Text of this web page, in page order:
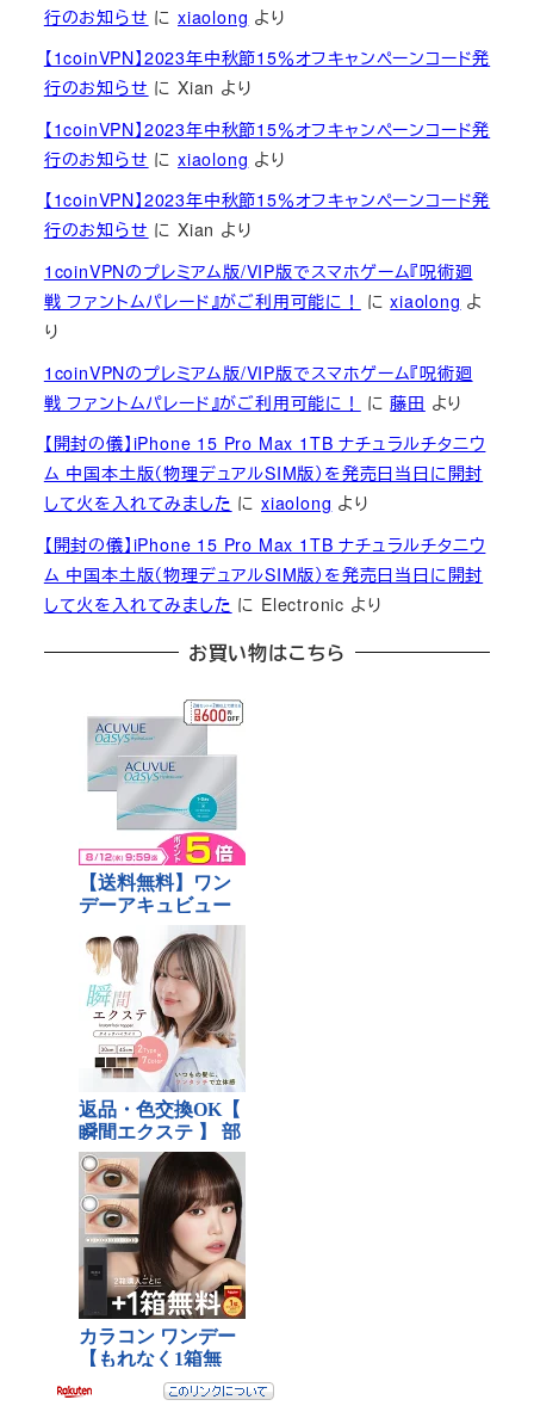
行のお知らせ にxiaolong より
【1coinVPN】2023年中秋節15％オフキャンペーンコード発
行のお知らせ にXian より
【1coinVPN】2023年中秋節15％オフキャンペーンコード発
行のお知らせ にxiaolong より
【1coinVPN】2023年中秋節15％オフキャンペーンコード発
行のお知らせ にXian より
1coinVPNのプレミアム版/VIP版でスマホゲーム『呪術廻
戦 ファントムパレード』がご利用可能に！
にxiaolong よ
り
1coinVPNのプレミアム版/VIP版でスマホゲーム『呪術廻
戦 ファントムパレード』がご利用可能に！
に藤田 より
【開封の儀】iPhone 15 Pro Max 1TB ナチュラルチタニウ
ム 中国本土版（物理デュアルSIM版）を発売日当日に開封
して火を入れてみました にxiaolong より
【開封の儀】iPhone 15 Pro Max 1TB ナチュラルチタニウ
ム 中国本土版（物理デュアルSIM版）を発売日当日に開封
して火を入れてみました に Electronic より
お買い物はこちら